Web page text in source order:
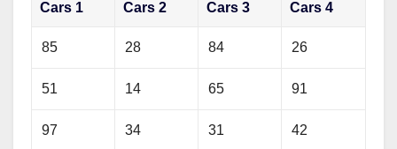
Cars 1 Cars 2 Cars 3 Cars 4
85 28 84 26
51 14 65 91
97 34 31 42